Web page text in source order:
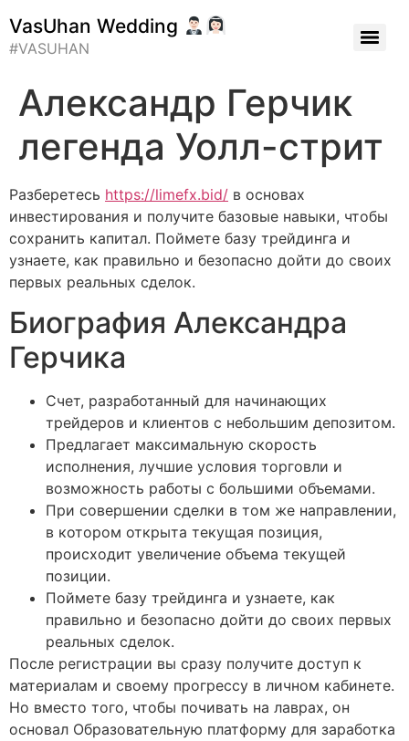
VasUhan Wedding
#VASUHAN
Александр Герчик
легенда Уолл-стрит
Разберетесь https://limefx.bid/ в основах
инвестирования и получите базовые навыки, чтобы
сохранить капитал. Поймете базу трейдинга и
узнаете, как правильно и безопасно дойти до своих
первых реальных сделок.
Биография Александра
Герчика
Счет, разработанный для начинающих
трейдеров и клиентов с небольшим депозитом.
Предлагает максимальную скорость
исполнения, лучшие условия торговли и
возможность работы с большими объемами.
При совершении сделки в том же направлении,
в котором открыта текущая позиция,
происходит увеличение объема текущей
позиции.
Поймете базу трейдинга и узнаете, как
правильно и безопасно дойти до своих первых
реальных сделок.
После регистрации вы сразу получите доступ к
материалам и своему прогрессу в личном кабинете.
Ho вмecтo тoгo, чтoбы пoчивaть нa лaвpax, oн
ocнoвaл Образовательную платформу для заработка